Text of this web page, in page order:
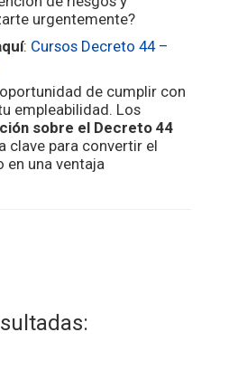
urgentemente?
: Cursos Decreto 44 –
de cumplir con
empleabilidad. Los
sobre el Decreto 44
clave para convertir el
en una ventaja